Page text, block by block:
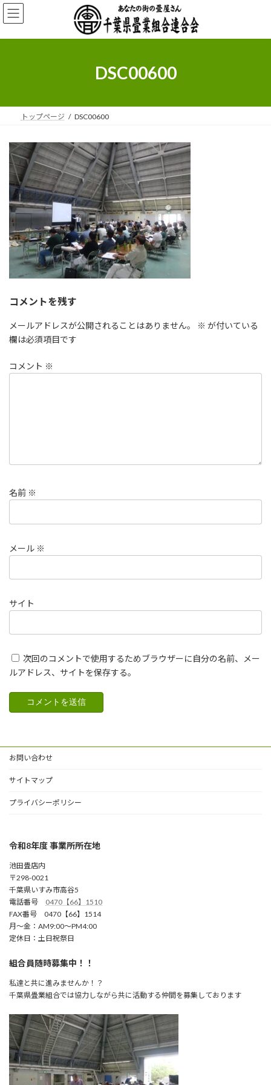
コ
ン
ン
ナ
ビ
ー
DSC00600
トップページ DSC00600
コメントを残す
メールアドレスが公開されることはありません。 ※ が付いている
欄は必須項目です
コメント ※
名前 ※
メール ※
サイト
次回のコメントで使用するためブラウザーに自分の名前、メー
ルアドレス、サイトを保存する。
お問い合わせ
サイトマップ
プライバシーポリシー
令和8年度 事業所所在地
池田畳店内
〒298-0021
千葉県いすみ市高谷5
電話番号 0470【66】1510
FAX番号 0470【66】1514
月～金：AM9:00～PM4:00
定休日：土日祝祭日
組合員随時募集中！！
私達と共に進みませんか！？
千葉県畳業組合では協力しながら共に活動する仲間を募集しております